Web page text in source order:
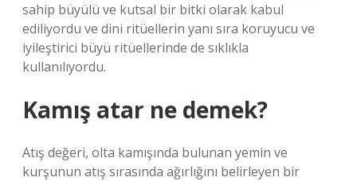
sahip büyülü ve kutsal bir bitki olarak kabul
ediliyordu ve dini ritüellerin yanı sıra koruyucu ve
iyileştirici büyü ritüellerinde de sıklıkla
kullanılıyordu.
Kamış atar ne demek?
Atış değeri, olta kamışında bulunan yemin ve
kurşunun atış sırasında ağırlığını belirleyen bir